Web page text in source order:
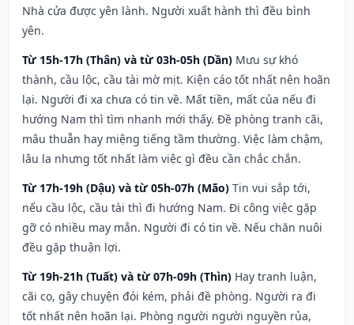
Nhà cửa được yên lành. Người xuất hành thì đều bình
yên.
Từ 15h-17h (Thân) và từ 03h-05h (Dần) Mưu sự khó
thành, cầu lộc, cầu tài mờ mịt. Kiện cáo tốt nhất nên hoãn
lại. Người đi xa chưa có tin về. Mất tiền, mất của nếu đi
hướng Nam thì tìm nhanh mới thấy. Đề phòng tranh cãi,
mâu thuẫn hay miệng tiếng tầm thường. Việc làm chậm,
lâu la nhưng tốt nhất làm việc gì đều cần chắc chắn.
Từ 17h-19h (Dậu) và từ 05h-07h (Mão) Tin vui sắp tới,
nếu cầu lộc, cầu tài thì đi hướng Nam. Đi công việc gặp
gỡ có nhiều may mắn. Người đi có tin về. Nếu chăn nuôi
đều gặp thuận lợi.
Từ 19h-21h (Tuất) và từ 07h-09h (Thìn) Hay tranh luận,
cãi cọ, gây chuyện đói kém, phải đề phòng. Người ra đi
tốt nhất nên hoãn lại. Phòng người người nguyền rủa,